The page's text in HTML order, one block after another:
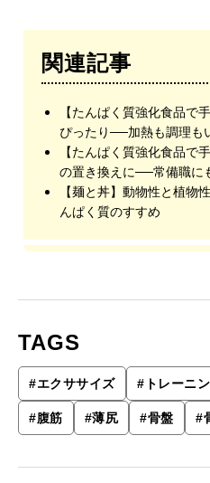
関連記事
【たんぱく質強化食品で
ぴったり──加熱も調理も
【たんぱく質強化食品で
の置き換えに──常備職に
11品
【麺と丼】動物性と植物
んぱく質のすすめ
TAGS
#エクササイズ # トレーニ
#腹筋 #薄尻 #骨盤 #